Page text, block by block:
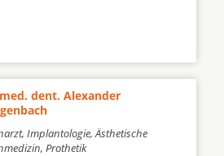
dent. Alexander
Implantologie, Ästhetische
Prothetik